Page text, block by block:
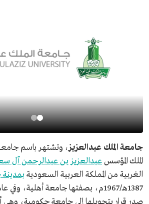
جامعة الملك عبدالعزيز، وتشتهر باسم
الملك المؤسسعبدالعزيز بن عبدالرحمن آل
الغربية من المملكة العربية السعودية
صدر قرار بتحويلها إلى جامعة حكومية، وهي